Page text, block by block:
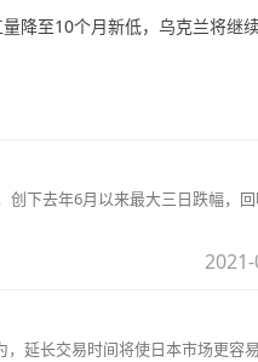
个月新低，乌克兰将继续打击俄罗斯的燃料基
创下去年6月以来最大三日跌幅，
延长交易时间将使日本市场更容